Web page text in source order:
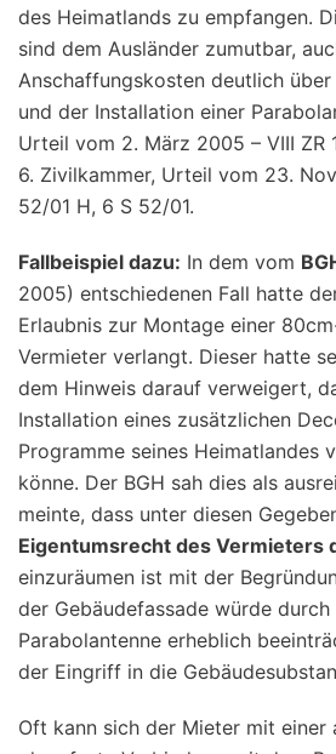
des Heimatlands zu empfangen.
sind dem Ausländer zumutbar,
Anschaffungskosten deutlich
und der Installation einer
Urteil vom 2. März 2005 – VIII ZR
6. Zivilkammer, Urteil vom 23.
52/01 H, 6 S 52/01.
Fallbeispiel dazu: In dem vom
2005) entschiedenen Fall hatte
Erlaubnis zur Montage einer
Vermieter verlangt. Dieser hatte
dem Hinweis darauf verweigert,
Installation eines zusätzlichen
Programme seines Heimatlandes
könne. Der BGH sah dies als
meinte, dass unter diesen
Eigentumsrecht des Vermieters
einzuräumen ist mit der
der Gebäudefassade würde
Parabolantenne erheblich
der Eingriff in die
Oft kann sich der Mieter mit einer